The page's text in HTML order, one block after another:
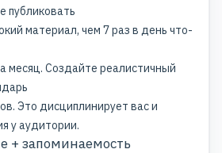
публиковать
материал, чем 7 раз в день что-
месяц. Создайте реалистичный
Это дисциплинирует вас и
у аудитории.
+ запоминаемость